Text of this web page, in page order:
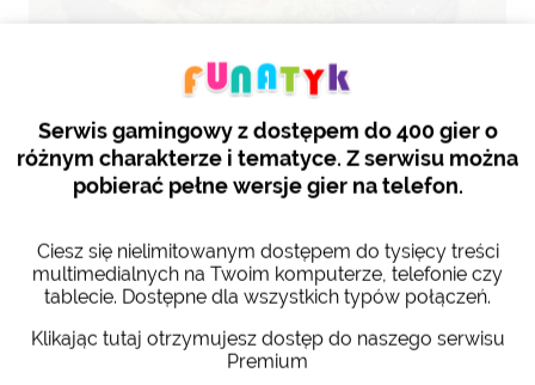
Farfalle alla puttanesca
Istnieją dania, których smak wynika nie tylko z prostej i
inteligentnej mieszanki składników, ale również z
spaghetti alla nerano czy makaron z sosem arrabbiata
to zaledwie kilka przykładów. Spaghetti puttanesca
(pomidory, anchois, oliwa z oliwek i czosnek) to
również ulubione danie zawierające słonawe składniki
– obrane pomidory, oliwki gaeta, kapary oraz fileciki
anchois nadają makaronowi spaghetti unikalny smak.
Serwis gamingowy z dostępem do 400 gier o
różnym charakterze i tematyce. Z serwisu można
pobierać pełne wersje gier na telefon.
Ciesz się nielimitowanym dostępem do tysięcy treści
multimedialnych na Twoim komputerze, telefonie czy
tablecie. Dostępne dla wszystkich typów połączeń.
Klikając tutaj otrzymujesz dostęp do naszego serwisu
Premium